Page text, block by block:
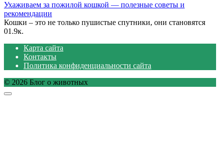
Ухаживаем за пожилой кошкой — полезные советы и
рекомендации
Кошки – это не только пушистые спутники, они становятся
01.9к.
Карта сайта
Контакты
Политика конфиденциальности сайта
© 2026 Блог о животных